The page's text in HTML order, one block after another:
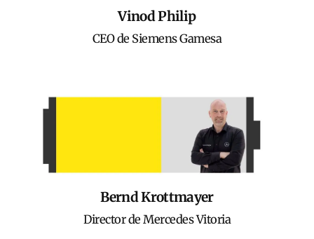
Vinod Philip
CEO de Siemens Gamesa
Bernd Krottmayer
Director de Mercedes Vitoria